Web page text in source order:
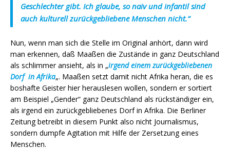
Geschlechter gibt. Ich glaube, so naiv und infantil sind
auch kulturell zurückgebliebene Menschen nicht.“
Nun, wenn man sich die Stelle im Original anhört, dann wird
man erkennen, daß Maaßen die Zustände in ganz Deutschland
als schlimmer ansieht, als in „irgend einem zurückgebliebenen
Dorf in Afrika„. Maaßen setzt damit nicht Afrika heran, die es
boshafte Geister hier herauslesen wollen, sondern er sortiert
am Beispiel „Gender“ ganz Deutschland als rückständiger ein,
als irgend ein zurückgebliebenes Dorf in Afrika. Die Berliner
Zeitung betreibt in diesem Punkt also nicht Journalismus,
sondern dumpfe Agitation mit Hilfe der Zersetzung eines
Menschen.